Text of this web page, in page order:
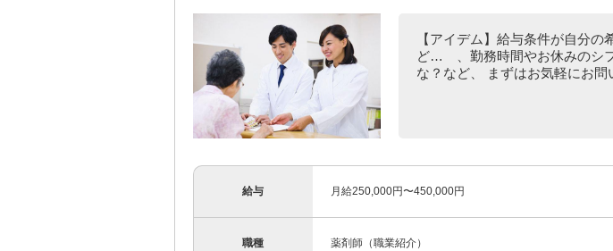
【アイデム】給与条件が自分の
ど… 、勤務時間やお休みのシ
な？など、 まずはお気軽にお問
給与 月給250,000円〜450,000円
職種 薬剤師（職業紹介）